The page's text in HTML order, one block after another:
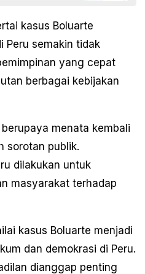
kasus Boluarte
Peru semakin tidak
yang cepat
berbagai kebijakan
menata kembali
sorotan publik.
dilakukan untuk
masyarakat terhadap
kasus Boluarte menjadi
dan demokrasi di Peru.
dianggap penting